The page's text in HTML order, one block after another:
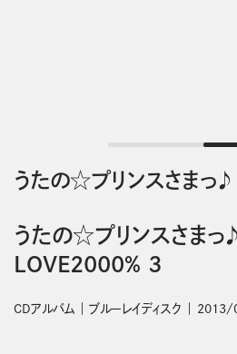
うたの☆プリンスさまっ♪
うたの☆プリンスさまっ
LOVE2000% 3
CDアルバム ブルーレイディスク 2013/